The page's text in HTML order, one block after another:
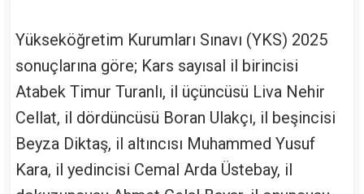
Yükseköğretim Kurumları Sınavı (YKS) 2025
sonuçlarına göre; Kars sayısal il birincisi
Atabek Timur Turanlı, il üçüncüsü Liva Nehir
Cellat, il dördüncüsü Boran Ulakçı, il beşincisi
Beyza Diktaş, il altıncısı Muhammed Yusuf
Kara, il yedincisi Cemal Arda Üstebay, il